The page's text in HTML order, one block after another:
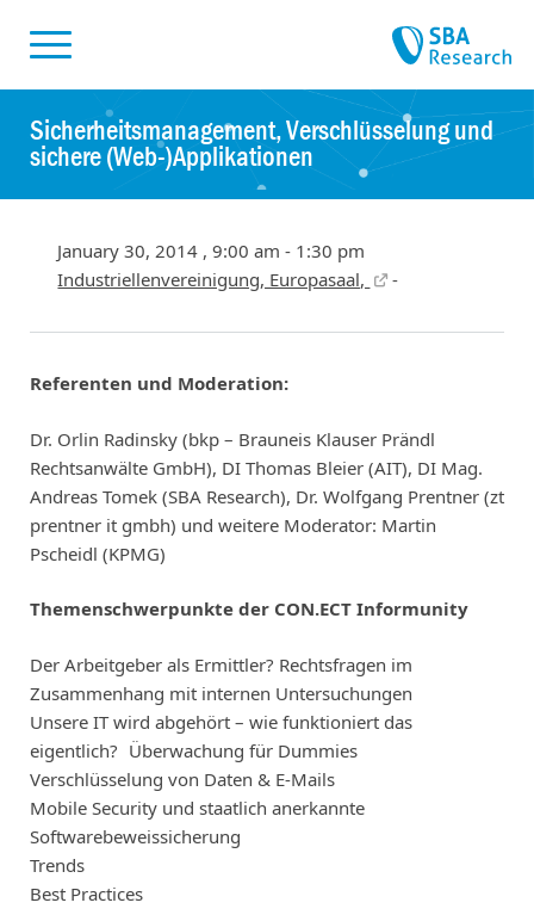
Sicherheitsmanagement, Verschlüsselung und
sichere (Web-)Applikationen
January 30, 2014 , 9:00 am - 1:30 pm
Industriellenvereinigung, Europasaal,
-
Referenten und Moderation:
Dr. Orlin Radinsky (bkp – Brauneis Klauser Prändl
Rechtsanwälte GmbH), DI Thomas Bleier (AIT), DI Mag.
Andreas Tomek (SBA Research), Dr. Wolfgang Prentner (zt
prentner it gmbh) und weitere Moderator: Martin
Pscheidl (KPMG)
Themenschwerpunkte der CON.ECT Informunity
Der Arbeitgeber als Ermittler? Rechtsfragen im
Zusammenhang mit internen Untersuchungen
Unsere IT wird abgehört – wie funktioniert das
eigentlich? Überwachung für Dummies
Verschlüsselung von Daten & E-Mails
Mobile Security und staatlich anerkannte
Softwarebeweissicherung
Trends
Best Practices